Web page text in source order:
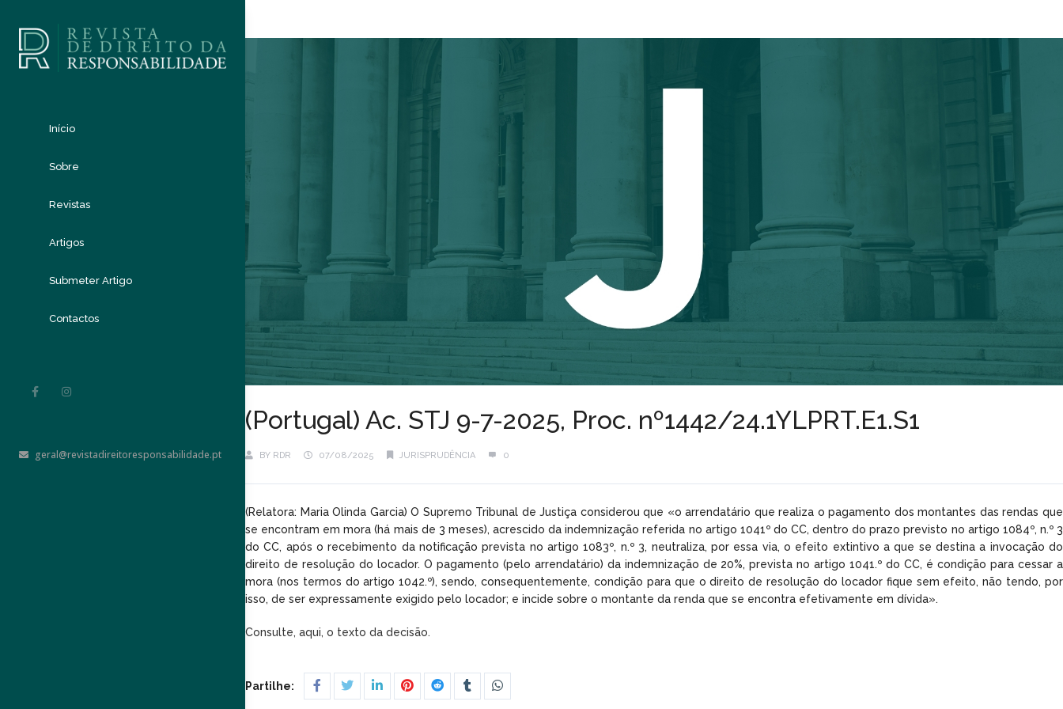
Início
Sobre
Revistas
Artigos
Submeter Artigo
Contactos
geral@revistadireitoresponsabilidade.pt
(Portugal) Ac. STJ 9-7-2025, Proc. nº1442/24.1YLPRT.E1.S1
BY RDR 07/08/2025 JURISPRUDÊNCIA 0
(Relatora: Maria Olinda Garcia) O Supremo Tribunal de Justiça considerou que «o arrendatário que realiza o pagamento dos montantes das rendas que
se encontram em mora (há mais de 3 meses), acrescido da indemnização referida no artigo 1041º do CC, dentro do prazo previsto no artigo 1084º, n.º 3
do CC, após o recebimento da notificação prevista no artigo 1083º, n.º 3, neutraliza, por essa via, o efeito extintivo a que se destina a invocação do
direito de resolução do locador. O pagamento (pelo arrendatário) da indemnização de 20%, prevista no artigo 1041.º do CC, é condição para cessar a
mora (nos termos do artigo 1042.º), sendo, consequentemente, condição para que o direito de resolução do locador fique sem efeito, não tendo, por
isso, de ser expressamente exigido pelo locador; e incide sobre o montante da renda que se encontra efetivamente em dívida».
Consulte, aqui, o texto da decisão.
Partilhe: